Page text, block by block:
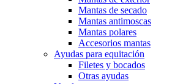
Mantas de secado
Mantas antimoscas
Mantas polares
Accesorios mantas
Ayudas para equitación
Filetes y bocados
Otras ayudas